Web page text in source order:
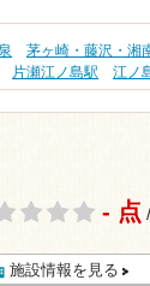
茅ヶ崎・藤沢・湘
片瀬江ノ島駅 江ノ
- 点
施設情報を見る